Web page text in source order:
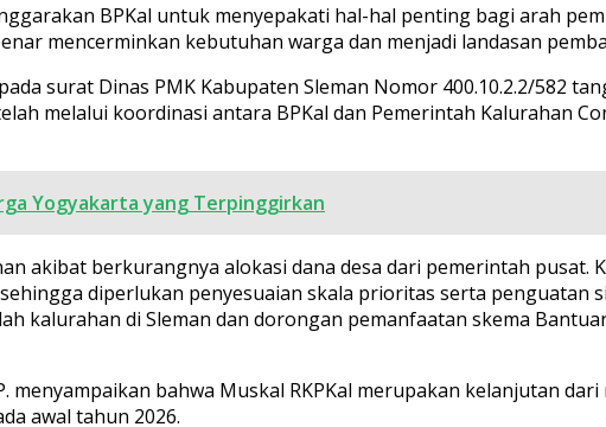
BPKal untuk menyepakati hal-hal penting bagi arah
mencerminkan kebutuhan warga dan menjadi landasan
surat Dinas PMK Kabupaten Sleman Nomor 400.10.2.2/582
melalui koordinasi antara BPKal dan Pemerintah Kalurahan
Yogyakarta yang Terpinggirkan
akibat berkurangnya alokasi dana desa dari pemerintah pusat.
diperlukan penyesuaian skala prioritas serta penguatan
kalurahan di Sleman dan dorongan pemanfaatan skema
menyampaikan bahwa Muskal RKPKal merupakan kelanjutan
awal tahun 2026.